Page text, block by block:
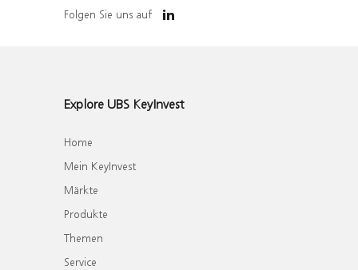
Folgen Sie uns auf
Explore UBS KeyInvest
Home
Mein KeyInvest
Märkte
Produkte
Themen
Service